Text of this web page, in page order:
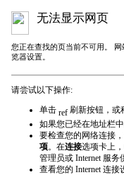
无法显示网页
您正在查找的页当前不可用。
览器设置。
请尝试以下操作:
单击
刷新按钮，或
如果您已经在地址栏
要检查您的网络连接
项。在连接选项卡上
管理员或 Internet 服务
查看您的 Internet 连